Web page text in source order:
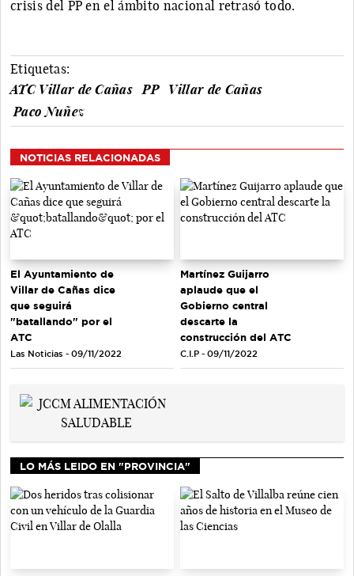
crisis del PP en el ámbito nacional retrasó todo.
Etiquetas:
ATC Villar de Cañas
PP
Villar de Cañas
Paco Nuñez
NOTICIAS RELACIONADAS
El Ayuntamiento de
Villar de Cañas dice
que seguirá
"batallando" por el
ATC
Las Noticias - 09/11/2022
Martínez Guijarro
aplaude que el
Gobierno central
descarte la
construcción del ATC
C.I.P - 09/11/2022
LO MÁS LEIDO EN "PROVINCIA"